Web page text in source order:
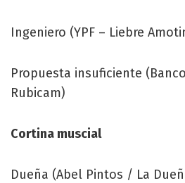
Ingeniero (YPF – Liebre
Propuesta insuficiente
Rubicam)
Cortina muscial
Dueña (Abel Pintos / La